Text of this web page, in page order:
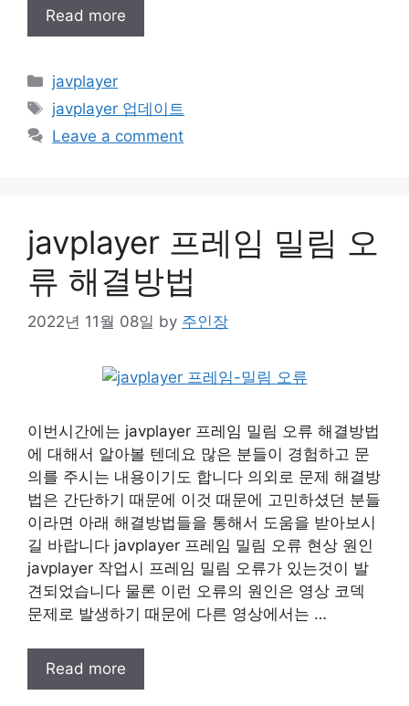
Read more
Categories
javplayer
Tags
javplayer 업데이트
Leave a comment
javplayer 프레임 밀림 오
류 해결방법
2022년 11월 08일 by 주인장
이번시간에는 javplayer 프레임 밀림 오류 해결방법
에 대해서 알아볼 텐데요 많은 분들이 경험하고 문
의를 주시는 내용이기도 합니다 의외로 문제 해결방
법은 간단하기 때문에 이것 때문에 고민하셨던 분들
이라면 아래 해결방법들을 통해서 도움을 받아보시
길 바랍니다 javplayer 프레임 밀림 오류 현상 원인
javplayer 작업시 프레임 밀림 오류가 있는것이 발
견되었습니다 물론 이런 오류의 원인은 영상 코덱
문제로 발생하기 때문에 다른 영상에서는 …
Read more